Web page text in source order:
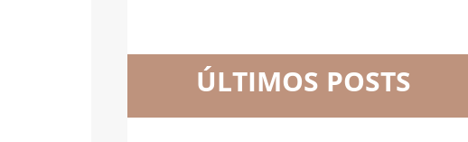
ÚLTIMOS POSTS